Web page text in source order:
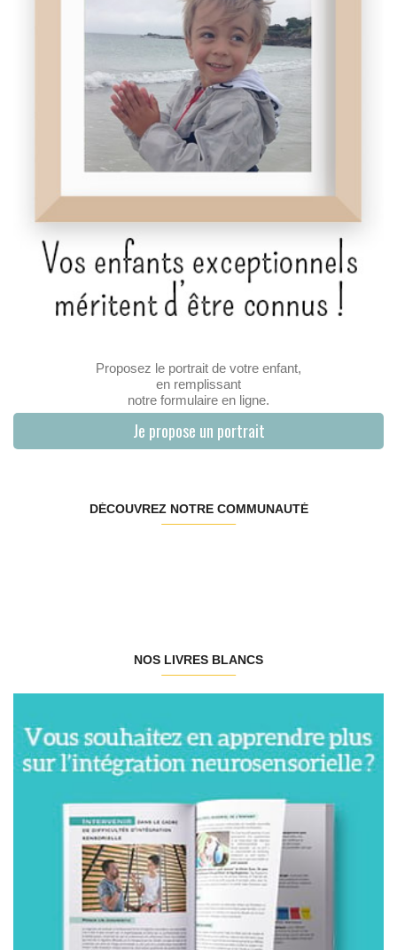
Proposez le portrait de votre enfant,
en remplissant
notre formulaire en ligne.
Je propose un portrait
DÉCOUVREZ NOTRE COMMUNAUTÉ
NOS LIVRES BLANCS